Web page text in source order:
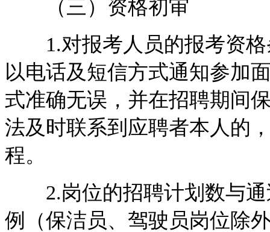
（三）资格初审
1.对报考人员的报考资格
以电话及短信方式通知参加
式准确无误，并在招聘期间
法及时联系到应聘者本人的
程。
2.岗位的招聘计划数与通
例（保洁员、驾驶员岗位除